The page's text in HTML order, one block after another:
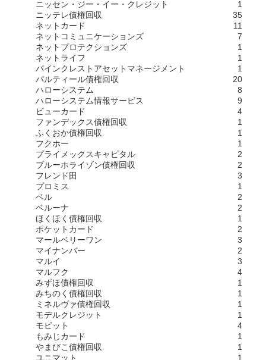
ニッセン・ジー・イー・クレジット
1
ニッテレ債権回収
35
ネットカード
11
ネットコミュニケーションズ
7
ネットプロテクションズ
1
ネットライフ
1
パインクレストアセットマネージメント
1
パルティール債権回収
20
ハローシステム
8
ハローシステム情報サービス
9
ビューカード
4
ファンデックス債権回収
1
ふくおか債権回収
1
フクホー
1
プライメックスキャピタル
2
ブルーホライゾン債権回収
2
フレンド田
3
プロミス
1
ベル
2
ベルーナ
2
ほくほく債権回収
1
ポケットカード
2
マールベリーワン
3
マイナンバー
2
マルイ
3
マルフク
4
みずほ債権回収
1
みちのく債権回収
1
ミネルヴァ債権回収
1
モデルクレジット
1
モビット
4
もみじカード
1
やまびこ債権回収
1
ユニマット
1